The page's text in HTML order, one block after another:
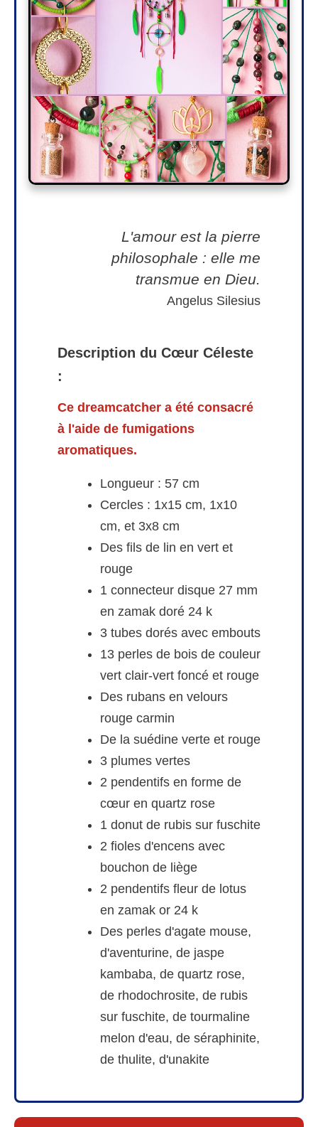
L'amour est la pierre
philosophale : elle me
transmue en Dieu.
Angelus Silesius
Description du Cœur Céleste
:
Ce dreamcatcher a été consacré
à l'aide de fumigations
aromatiques.
Longueur : 57 cm
Cercles : 1x15 cm, 1x10
cm, et 3x8 cm
Des fils de lin en vert et
rouge
1 connecteur disque 27 mm
en zamak doré 24 k
3 tubes dorés avec embouts
13 perles de bois de couleur
vert clair-vert foncé et rouge
Des rubans en velours
rouge carmin
De la suédine verte et rouge
3 plumes vertes
2 pendentifs en forme de
cœur en quartz rose
1 donut de rubis sur fuschite
2 fioles d'encens avec
bouchon de liège
2 pendentifs fleur de lotus
en zamak or 24 k
Des perles d'agate mouse,
d'aventurine, de jaspe
kambaba, de quartz rose,
de rhodochrosite, de rubis
sur fuschite, de tourmaline
melon d'eau, de séraphinite,
de thulite, d'unakite